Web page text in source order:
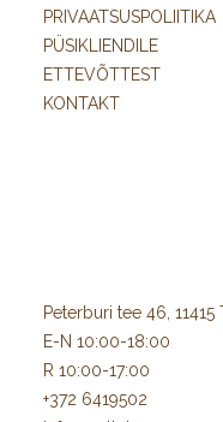
PRIVAATSUSPOLIITIKA
PÜSIKLIENDILE
ETTEVÕTTEST
KONTAKT
Peterburi tee 46, 11415
E-N 10:00-18:00
R 10:00-17:00
+372 6419502